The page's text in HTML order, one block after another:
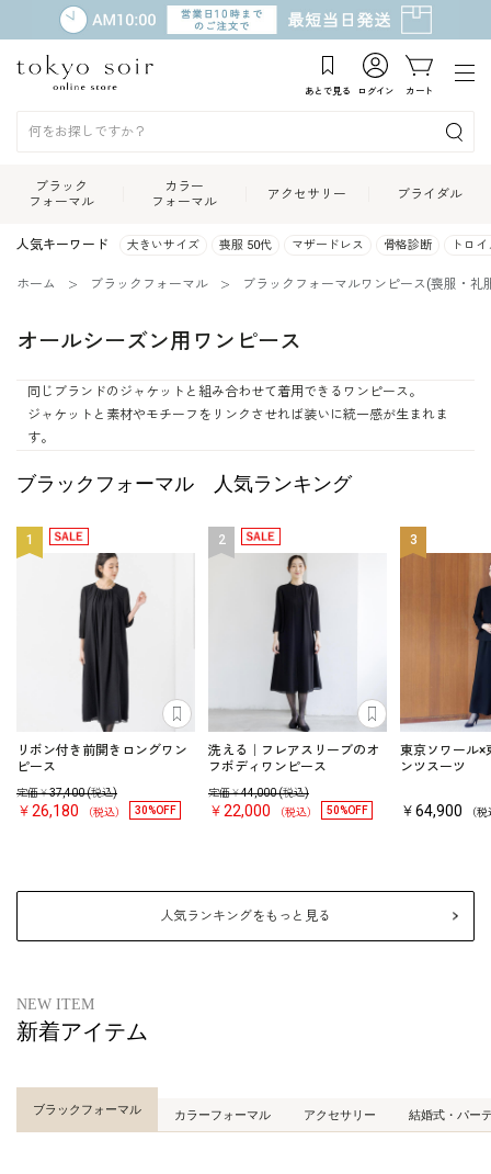
あとで見る ログイン カート
ブラック
フォーマル
カラー
フォーマル
アクセサリー ブライダル
人気キーワード 大きいサイズ 喪服 50代 マザードレス 骨格診断 トロ
ホーム ブラックフォーマル ブラックフォーマルワンピース(喪服・礼
オールシーズン用ワンピース
同じブランドのジャケットと組み合わせて着用できるワンピース。
ジャケットと素材やモチーフをリンクさせれば装いに統一感が生まれま
す。
ブラックフォーマル 人気ランキング
1
あとで見る
リボン付き前開きロングワン
ピース
定価￥37,400(税込)
￥26,180 （税込） 30%OFF
2
洗える｜フレアスリーブのオ
フボディワンピース
定価￥44,000(税込)
￥22,000 （税込） 50%OFF
3
東京ソワール×
ンツスーツ
￥64,900 （
人気ランキングをもっと見る
NEW ITEM
新着アイテム
ブラックフォーマル カラーフォーマル アクセサリー 結婚式・パー